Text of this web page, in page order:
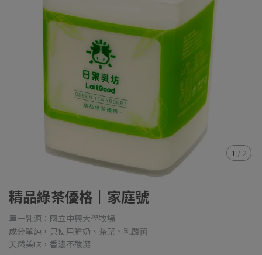
1 / 2
精品綠茶優格｜家庭號
單一乳源：國立中興大學牧場
成分單純，只使用鮮奶、茶葉、乳酸菌
天然美味，香濃不酸澀